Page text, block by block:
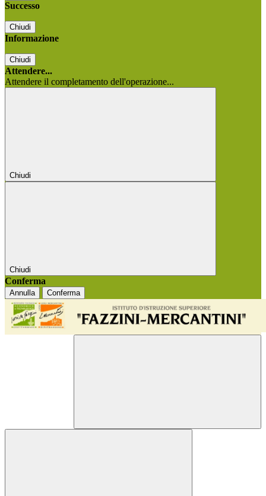
Successo
Chiudi
Informazione
Chiudi
Attendere...
Attendere il completamento dell'operazione...
Chiudi
Chiudi
Conferma
Annulla Conferma